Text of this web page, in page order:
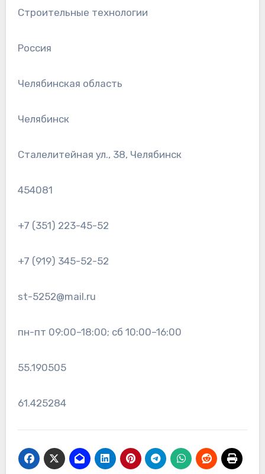
Строительные технологии
Россия
Челябинская область
Челябинск
Сталелитейная ул., 38, Челябинск
454081
+7 (351) 223-45-52
+7 (919) 345-52-52
st-5252@mail.ru
пн-пт 09:00–18:00; сб 10:00–16:00
55.190505
61.425284